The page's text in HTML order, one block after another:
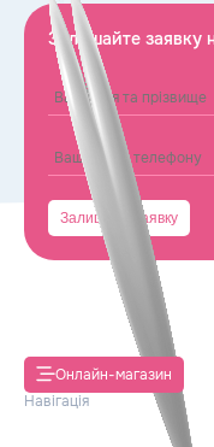
Залишайте заявку
Онлайн-магазин
Навігація